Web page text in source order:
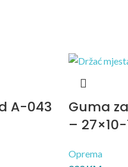
A-043
Guma
– 27×10-
Oprema